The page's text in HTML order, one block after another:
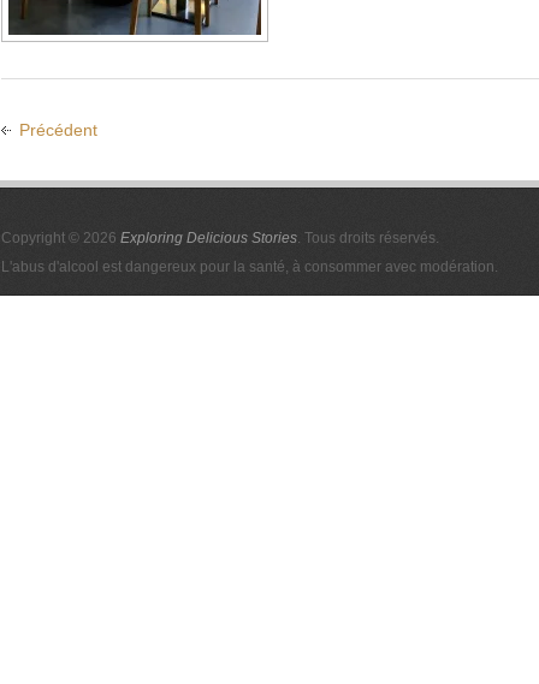
Précédent
Copyright © 2026 Exploring Delicious Stories. Tous droits réservés.
L'abus d'alcool est dangereux pour la santé, à consommer avec modération.